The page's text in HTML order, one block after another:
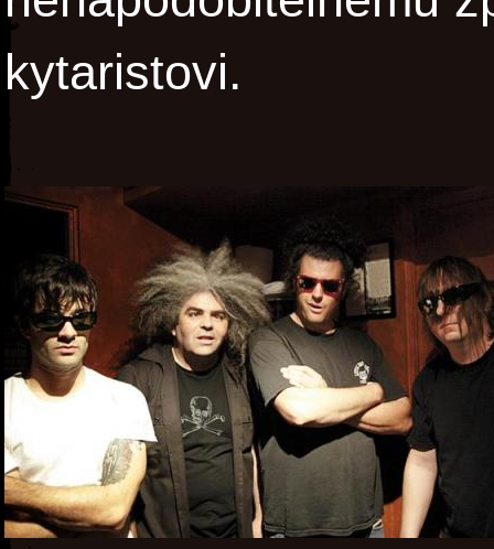
kytaristovi.